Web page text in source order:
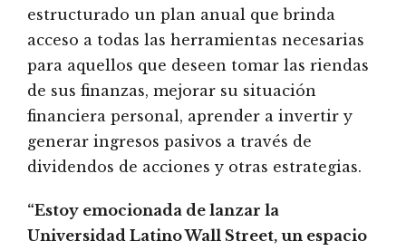
estructurado un plan anual que brinda
acceso a todas las herramientas necesarias
para aquellos que deseen tomar las riendas
de sus finanzas, mejorar su situación
financiera personal, aprender a invertir y
generar ingresos pasivos a través de
dividendos de acciones y otras estrategias.
“Estoy emocionada de lanzar la
Universidad Latino Wall Street, un espacio